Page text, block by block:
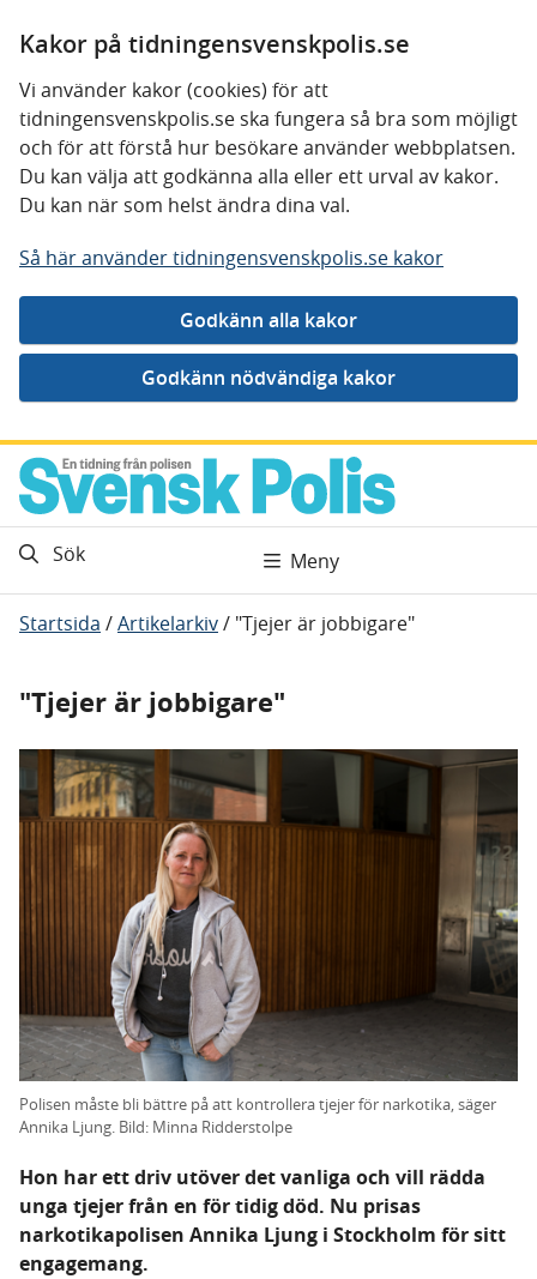
Kakor på tidningensvenskpolis.se
Vi använder kakor (cookies) för att
tidningensvenskpolis.se ska fungera så bra som möjligt
och för att förstå hur besökare använder webbplatsen.
Du kan välja att godkänna alla eller ett urval av kakor.
Du kan när som helst ändra dina val.
Så här använder tidningensvenskpolis.se kakor
Gå direkt till innehåll
Sök Meny
Startsida /Artikelarkiv/ "Tjejer är jobbigare"
"Tjejer är jobbigare"
Polisen måste bli bättre på att kontrollera tjejer för narkotika, säger
Annika Ljung. Bild: Minna Ridderstolpe
Hon har ett driv utöver det vanliga och vill rädda
unga tjejer från en för tidig död. Nu prisas
narkotikapolisen Annika Ljung i Stockholm för sitt
engagemang.